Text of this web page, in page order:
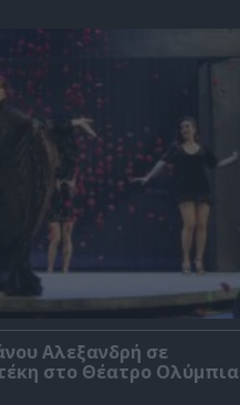
Αλεξανδρή σε
στο Θέατρο Ολύμπια